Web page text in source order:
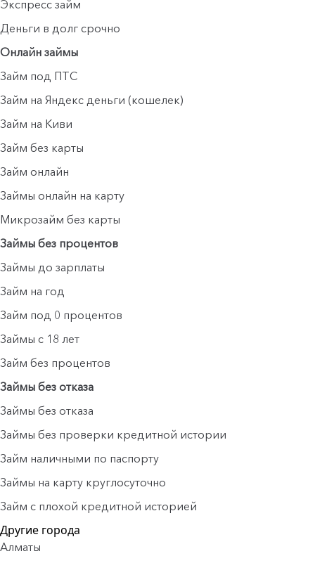
Экспресс займ
Деньги в долг срочно
Онлайн займы
Займ под ПТС
Займ на Яндекс деньги (кошелек)
Займ на Киви
Займ без карты
Займ онлайн
Займы онлайн на карту
Микрозайм без карты
Займы без процентов
Займы до зарплаты
Займ на год
Займ под 0 процентов
Займы с 18 лет
Займ без процентов
Займы без отказа
Займы без отказа
Займы без проверки кредитной истории
Займ наличными по паспорту
Займы на карту круглосуточно
Займ с плохой кредитной историей
Другие города
Алматы